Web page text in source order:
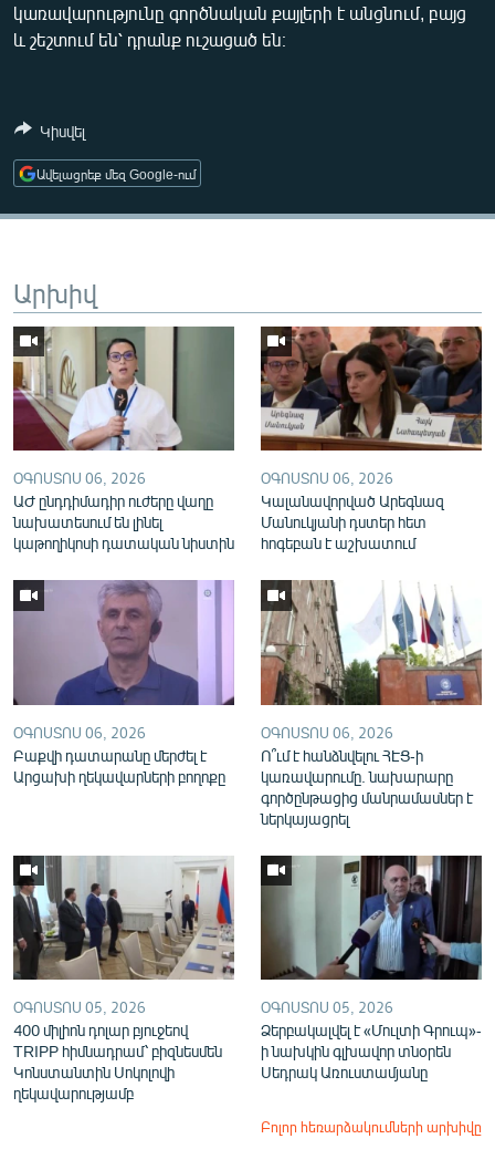
ԲԱՆԱՎԵՃ
Հայերեն
ՀԵՏԵՎԵՔ ՄԵԶ
«Ազատության» բոլոր կայքերը
1080p
720p
կառավարությունը գործնական քայլերի է անցնում, բայց
և շեշտում են՝ դրանք ուշացած են։
Կիսվել
Ավելացրեք մեզ Google-ում
Արխիվ
ՕԳՈՍՏՈՍ 06, 2026
ԱԺ ընդդիմադիր ուժերը վաղը
նախատեսում են լինել
կաթողիկոսի դատական նիստին
ՕԳՈՍՏՈՍ 06, 2026
Կալանավորված Արեգնազ
Մանուկյանի դստեր հետ
հոգեբան է աշխատում
ՕԳՈՍՏՈՍ 06, 2026
Բաքվի դատարանը մերժել է
Արցախի ղեկավարների բողոքը
ՕԳՈՍՏՈՍ 06, 2026
Ո՞ւմ է հանձնվելու ՀԷՑ-ի
կառավարումը. նախարարը
գործընթացից մանրամասներ է
ներկայացրել
ՕԳՈՍՏՈՍ 05, 2026
400 միլիոն դոլար բյուջեով
TRIPP հիմնադրամ՝ բիզնեսմեն
Կոնստանտին Սոկոլովի
ղեկավարությամբ
ՕԳՈՍՏՈՍ 05, 2026
Ձերբակալվել է «Մուլտի Գրուպ»-
ի նախկին գլխավոր տնօրեն
Սեդրակ Առուստամյանը
Բոլոր հեռարձակումների արխիվը